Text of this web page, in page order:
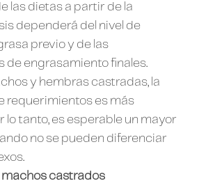
las dietas a partir de la
dependerá del nivel de
previo y de las
de engrasamiento finales.
y hembras castradas, la
requerimientos es más
lo tanto, es esperable un mayor
no se pueden diferenciar
castrados